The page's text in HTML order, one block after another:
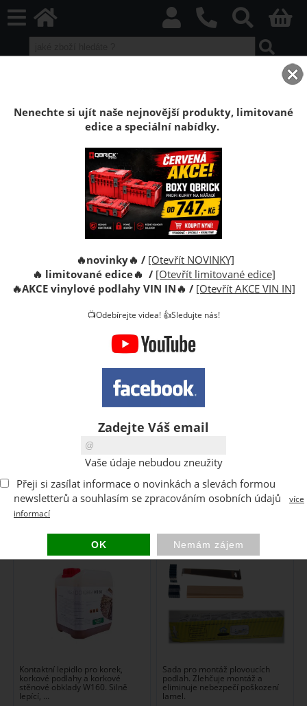
Čističe a přípravky pro údržbu podlah
O kategorii výše
Emulze z včelího vosku
korku a na ochranu korku a
dřeva. Usnadňuje udržení čistoty
skladem
Lepidlo korkové
obklady W160 0,8 kg
korkové podlahy a korkové
stěnové obklady W160. Silně
Lepidlo korkové
obklady W160 4 kg
Kontaktní lepidlo pro korek,
korkové podlahy a korkové
stěnové obklady W160. Silně
lepící, ...
plovoucí podlahy
Sada pro montáž plovoucích
podlah. Zlehčuje montáž a
eliminuje nebezpečí poškození
lamel.
Nenechte si ujít naše nejnovější produkty, limitované
edice a speciální nabídky.
🔥novinky🔥 / [Otevřít NOVINKY]
🔥 limitované edice🔥 / [Otevřít limitované edice]
🔥AKCE vinylové podlahy VIN IN🔥 / [Otevřít AKCE VIN IN]
📺Odebírejte videa! 👍Sledujte nás!
Zadejte Váš email
Vaše údaje nebudou zneužity
Přeji si zasílat informace o novinkách a slevách formou
newsletterů a souhlasím se zpracováním osobních údajů
více
informací